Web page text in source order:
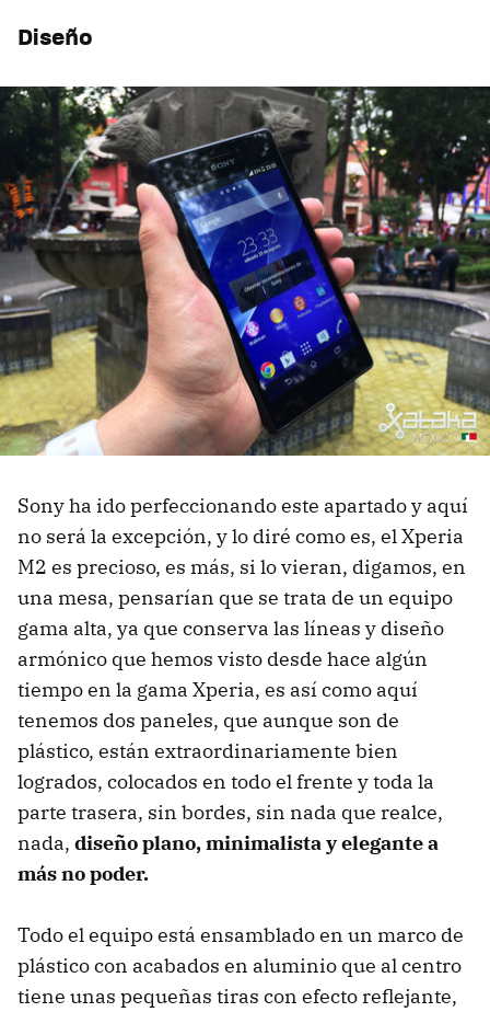
Diseño
Sony ha ido perfeccionando este apartado y aquí
no será la excepción, y lo diré como es, el Xperia
M2 es precioso, es más, si lo vieran, digamos, en
una mesa, pensarían que se trata de un equipo
gama alta, ya que conserva las líneas y diseño
armónico que hemos visto desde hace algún
tiempo en la gama Xperia, es así como aquí
tenemos dos paneles, que aunque son de
plástico, están extraordinariamente bien
logrados, colocados en todo el frente y toda la
parte trasera, sin bordes, sin nada que realce,
nada, diseño plano, minimalista y elegante a
más no poder.
Todo el equipo está ensamblado en un marco de
plástico con acabados en aluminio que al centro
tiene unas pequeñas tiras con efecto reflejante,